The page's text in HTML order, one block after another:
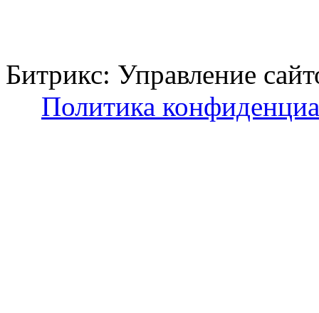
Битрикс: Управление
Политика